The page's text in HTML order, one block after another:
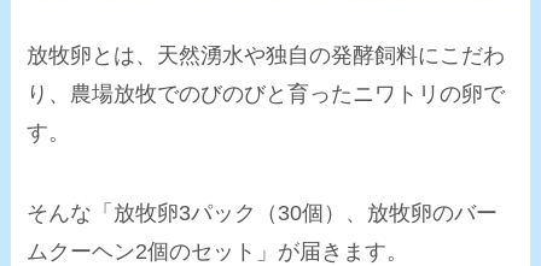
放牧卵とは、天然湧水や独自の発酵飼料にこだわ
り、農場放牧でのびのびと育ったニワトリの卵で
す。
そんな「放牧卵3パック（30個）、放牧卵のバー
ムクーヘン2個のセット」が届きます。